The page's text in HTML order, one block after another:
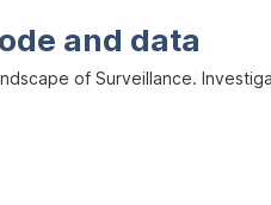
and data
of Surveillance.